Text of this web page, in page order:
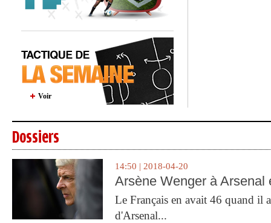
Voir
Dossiers
14:50 | 2018-04-20
Arsène Wenger à Arsenal
Le Français en avait 46 quand il
d'Arsenal...